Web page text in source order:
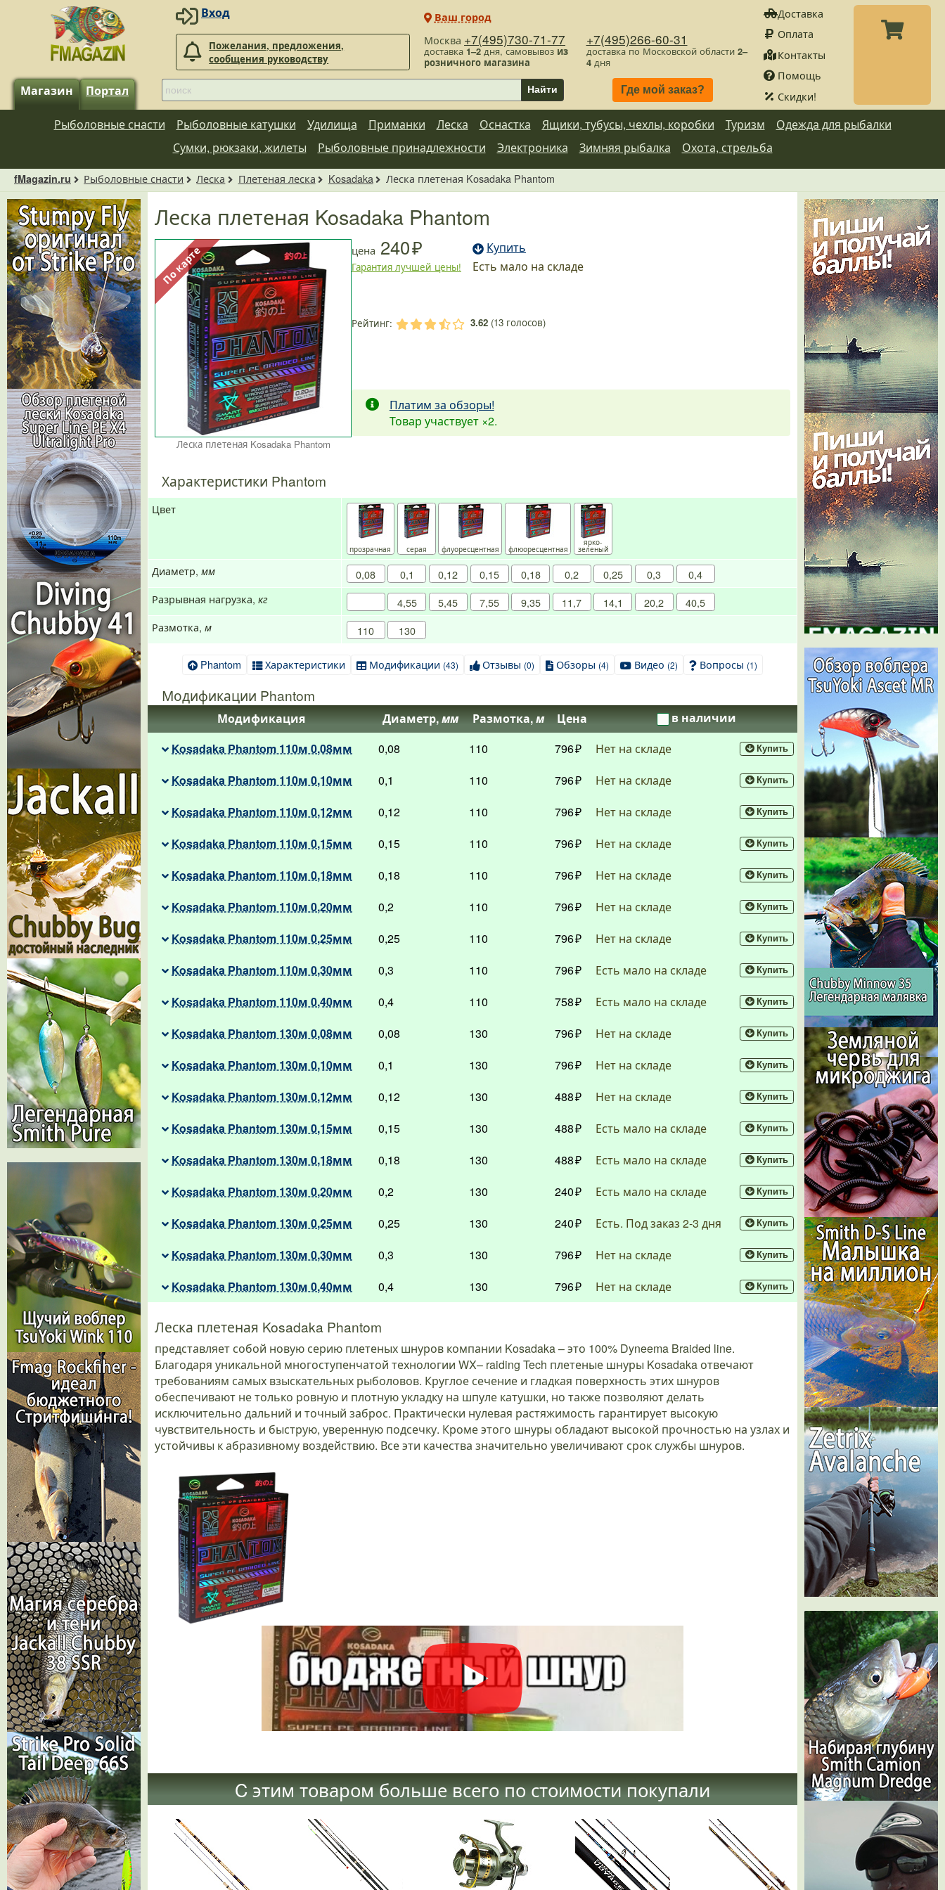
Вход
Пожелания, предложения,
сообщения руководству
Доставка
Оплата
Контакты
Помощь
Скидки!
Москва +7(495)730-71-77
доставка 1–2дня, самовывоз из
розничного магазина
+7(495)266-60-31
доставка по Московской области 2–
4дня
Ваш город
Где мой заказ?
Магазин Портал Найти
Рыболовные снасти Рыболовные катушки Удилища Приманки Леска Оснастка Ящики, тубусы, чехлы, коробки Туризм
Одежда для рыбалки
Сумки, рюкзаки, жилеты
Рыболовные принадлежности Электроника Зимняя рыбалка Охота, стрельба
fMagazin.ru Рыболовные снасти Леска Плетеная леска Kosadaka Леска плетеная Kosadaka Phantom
Леска плетеная Kosadaka Phantom
По карте
Леска плетеная Kosadaka Phantom
цена 240
Гарантия лучшей цены!
Купить
Есть мало на складе
Рейтинг: 3.62(13голосов)
Платим за обзоры!
Товар участвует ×2.
Характеристики Phantom
Цвет
прозрачная серая флуоресцентная флюоресцентная
ярко-
зеленый
Диаметр, мм 0,08 0,1 0,12 0,15 0,18 0,2 0,25 0,3
0,4
Разрывная нагрузка, кг 4,55 5,45 7,55 9,35 11,7 14,1 20,2
40,5
Размотка, м 110 130
Phantom Характеристики Модификации (43) Отзывы (0) Обзоры (4) Видео (2) Вопросы (1)
Модификации Phantom
Модификация Диаметр,мм Размотка,м Цена
в наличии
Kosadaka Phantom 110м 0,08мм
0,08 110 796 Нет на складе Купить
Kosadaka Phantom 110м 0,10мм 0,1 110 796 Нет на складе Купить
Kosadaka Phantom 110м 0,12мм 0,12 110 796 Нет на складе Купить
Kosadaka Phantom 110м 0,15мм 0,15 110 796 Нет на складе Купить
Kosadaka Phantom 110м 0,18мм 0,18 110 796 Нет на складе Купить
Kosadaka Phantom 110м 0,20мм 0,2 110 796 Нет на складе Купить
Kosadaka Phantom 110м 0,25мм 0,25 110 796 Нет на складе Купить
Kosadaka Phantom 110м 0,30мм 0,3 110 796 Есть мало на складе Купить
Kosadaka Phantom 110м 0,40мм 0,4 110 758 Есть мало на складе Купить
Kosadaka Phantom 130м 0,08мм 0,08 130 796 Нет на складе Купить
Kosadaka Phantom 130м 0,10мм 0,1 130 796 Нет на складе Купить
Kosadaka Phantom 130м 0,12мм 0,12 130 488 Нет на складе Купить
Kosadaka Phantom 130м 0,15мм 0,15 130 488 Есть мало на складе Купить
Kosadaka Phantom 130м 0,18мм 0,18 130 488 Есть мало на складе Купить
Kosadaka Phantom 130м 0,20мм 0,2 130 240 Есть мало на складе Купить
Kosadaka Phantom 130м 0,25мм 0,25 130 240 Есть. Под заказ 2-3 дня Купить
Kosadaka Phantom 130м 0,30мм 0,3 130 796 Нет на складе Купить
Kosadaka Phantom 130м 0,40мм 0,4 130 796 Нет на складе Купить
Леска плетеная Kosadaka Phantom
представляет собой новую серию плетеных шнуров компании Kosadaka – это 100% Dyneema Braided line.
Благодаря уникальной многоступенчатой технологии WX– raiding Tech плетеные шнуры Kosadaka отвечают
требованиям самых взыскательных рыболовов. Круглое сечение и гладкая поверхность этих шнуров
обеспечивают не только ровную и плотную укладку на шпуле катушки, но также позволяют делать
исключительно дальний и точный заброс. Практически нулевая растяжимость гарантирует высокую
чувствительность и быструю, уверенную подсечку. Кроме этого шнуры обладают высокой прочностью на узлах и
устойчивы к абразивному воздействию. Все эти качества значительно увеличивают срок службы шнуров.
C этим товаром больше всего по стоимости покупали
Катушка Kosadaka
Rover